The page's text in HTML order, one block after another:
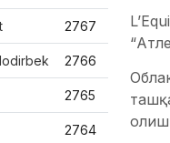
2767
2766
2765
2764
олиш